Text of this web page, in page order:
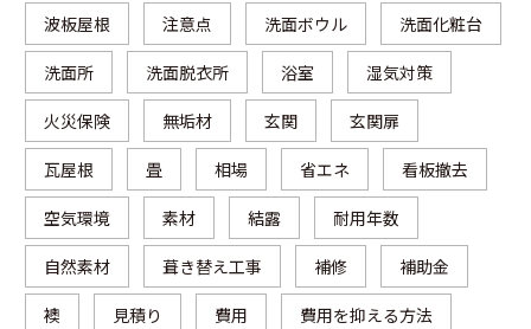
波板屋根 注意点 洗面ボウル 洗面化粧台
洗面所 洗面脱衣所 浴室 湿気対策
火災保険 無垢材 玄関 玄関扉
瓦屋根 畳 相場 省エネ 看板撤去
空気環境 素材 結露 耐用年数
自然素材 葺き替え工事 補修 補助金
襖 見積り 費用 費用を抑える方法